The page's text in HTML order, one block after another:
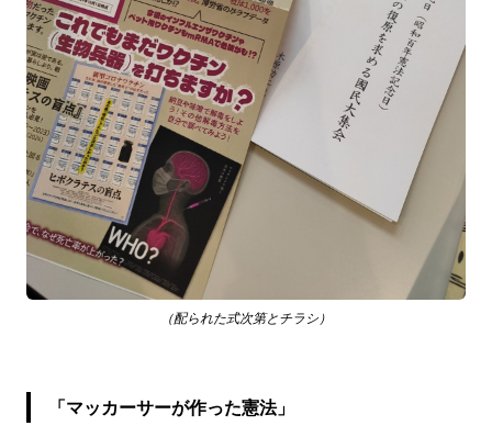
（配られた式次第とチラシ）
「マッカーサーが作った憲法」